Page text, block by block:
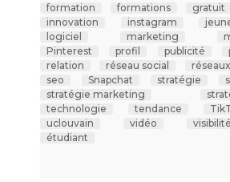
formation
formations gratuit
innovation
instagram
logiciel
marketing
Pinterest
profil publicité
relation
réseau social
seo
Snapchat stratégie
stratégie marketing
technologie
tendance
uclouvain
vidéo visibilité
étudiant